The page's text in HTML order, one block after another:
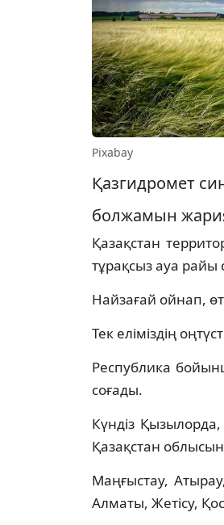
Pixabay
Қазгидромет
болжамын
Қазақстан
тұрақсыз ауа райы
Найзағай ойнап,
Тек еліміздің
Республика
соғады.
Күндіз
Қазақстан
Маңғыстау,
Алматы, Жетісу,